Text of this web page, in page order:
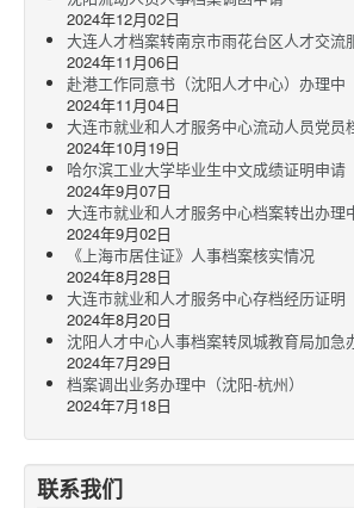
2024年12月02日
大连人才档案转南京市雨花台区人才交流
2024年11月06日
赴港工作同意书（沈阳人才中心）办理中
2024年11月04日
大连市就业和人才服务中心流动人员党员
2024年10月19日
哈尔滨工业大学毕业生中文成绩证明申请
2024年9月07日
大连市就业和人才服务中心档案转出办理
2024年9月02日
《上海市居住证》人事档案核实情况
2024年8月28日
大连市就业和人才服务中心存档经历证明
2024年8月20日
沈阳人才中心人事档案转凤城教育局加急
2024年7月29日
档案调出业务办理中（沈阳-杭州）
2024年7月18日
联系我们